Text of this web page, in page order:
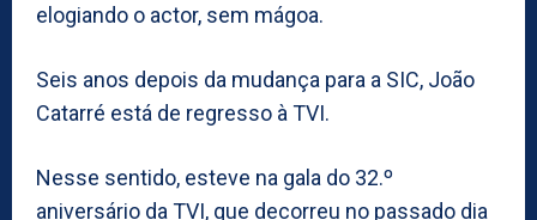
elogiando o actor, sem mágoa.
Seis anos depois da mudança para a SIC, João
Catarré está de regresso à TVI.
Nesse sentido, esteve na gala do 32.º
aniversário da TVI, que decorreu no passado dia